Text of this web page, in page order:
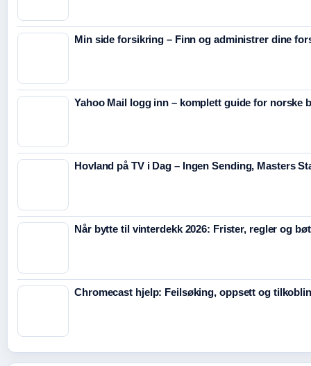
Min side forsikring – Finn og administrer dine
Yahoo Mail logg inn – komplett guide for norske
Hovland på TV i Dag – Ingen Sending, Masters
Når bytte til vinterdekk 2026: Frister, regler og
Chromecast hjelp: Feilsøking, oppsett og